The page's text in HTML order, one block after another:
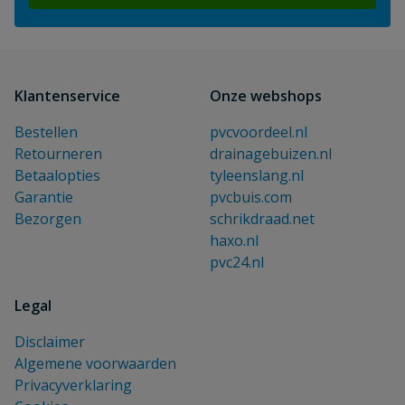
Klantenservice
Bestellen
Retourneren
Betaalopties
Garantie
Bezorgen
Onze webshops
pvcvoordeel.nl
drainagebuizen.nl
tyleenslang.nl
pvcbuis.com
schrikdraad.net
haxo.nl
pvc24.nl
Legal
Disclaimer
Algemene voorwaarden
Privacyverklaring